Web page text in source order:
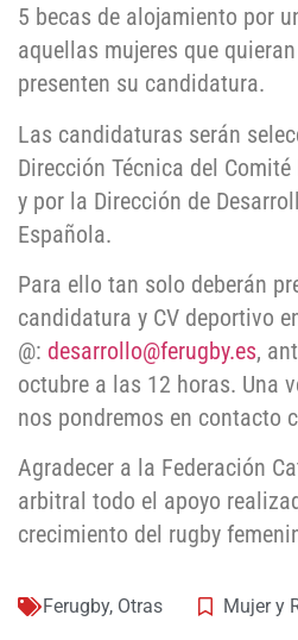
5 becas de alojamiento por
aquellas mujeres que
presenten su candidatura.
Las candidaturas serán
Dirección Técnica del
y por la Dirección de
Española.
Para ello tan solo deberán
candidatura y CV deportivo
@: desarrollo@ferugby.es,
octubre a las 12 horas. Una
nos pondremos en contacto
Agradecer a la Federación
arbitral todo el apoyo
crecimiento del rugby
Ferugby, Otras Mujer y